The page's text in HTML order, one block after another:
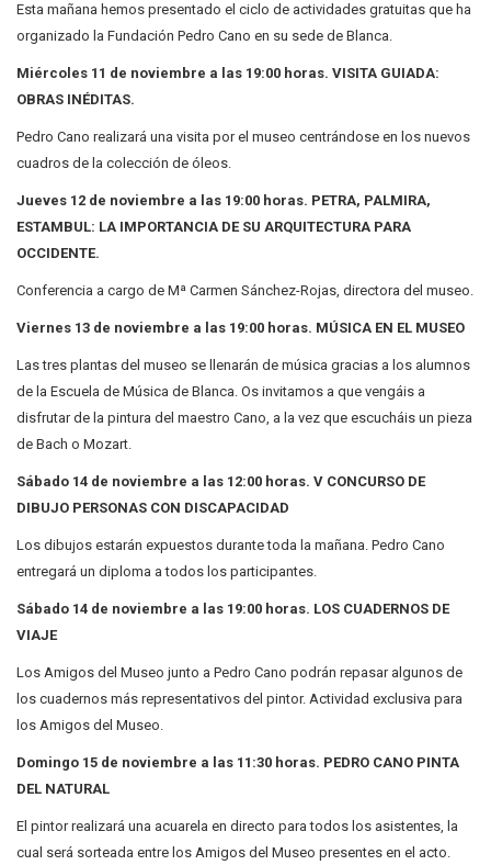
Esta mañana hemos presentado el ciclo de actividades gratuitas que ha
organizado la Fundación Pedro Cano en su sede de Blanca.
Miércoles 11 de noviembre a las 19:00 horas. VISITA GUIADA:
OBRAS INÉDITAS.
Pedro Cano realizará una visita por el museo centrándose en los nuevos
cuadros de la colección de óleos.
Jueves 12 de noviembre a las 19:00 horas. PETRA, PALMIRA,
ESTAMBUL: LA IMPORTANCIA DE SU ARQUITECTURA PARA
OCCIDENTE.
Conferencia a cargo de Mª Carmen Sánchez-Rojas, directora del museo.
Viernes 13 de noviembre a las 19:00 horas. MÚSICA EN EL MUSEO
Las tres plantas del museo se llenarán de música gracias a los alumnos
de la Escuela de Música de Blanca. Os invitamos a que vengáis a
disfrutar de la pintura del maestro Cano, a la vez que escucháis un pieza
de Bach o Mozart.
Sábado 14 de noviembre a las 12:00 horas. V CONCURSO DE
DIBUJO PERSONAS CON DISCAPACIDAD
Los dibujos estarán expuestos durante toda la mañana. Pedro Cano
entregará un diploma a todos los participantes.
Sábado 14 de noviembre a las 19:00 horas. LOS CUADERNOS DE
VIAJE
Los Amigos del Museo junto a Pedro Cano podrán repasar algunos de
los cuadernos más representativos del pintor. Actividad exclusiva para
los Amigos del Museo.
Domingo 15 de noviembre a las 11:30 horas. PEDRO CANO PINTA
DEL NATURAL
El pintor realizará una acuarela en directo para todos los asistentes, la
cual será sorteada entre los Amigos del Museo presentes en el acto.